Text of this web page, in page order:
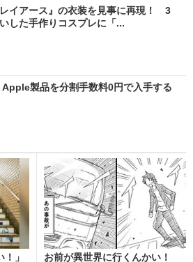
レイアース』の衣装を見事に再現！ 3
した手作りコスプレに「...
Apple製品を分割手数料0円で入手する
」
お前が異世界に行くんかい！